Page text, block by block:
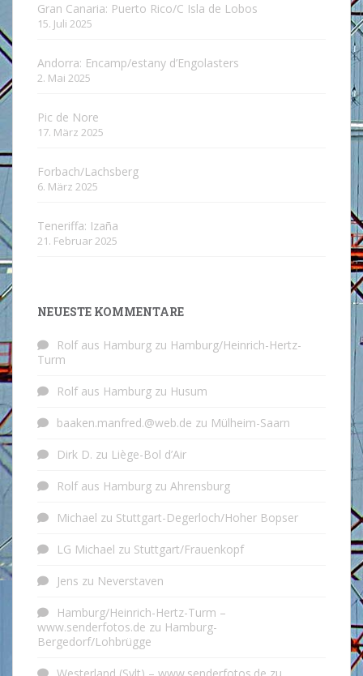
Gran Canaria: Puerto Rico/C Isla de Lobos
15. Juli 2025
Andorra: Encamp/estany d’Engolasters
2. Mai 2025
Pic de Nore
17. März 2025
Forbach/Lachsberg
6. März 2025
Teneriffa: Izaña
21. Februar 2025
NEUESTE KOMMENTARE
Rolf aus Hamburg zu Hamburg/Heinrich-Hertz-
Turm
Rolf aus Hamburg zu Husum
baaken.manfred.@web.de zu Mülheim-Saarn
Dirk D. zu Liège-Bol d’Air
Rolf aus Hamburg zu Ahrensburg
Michael zu Stuttgart-Degerloch/Hoher Bopser
LG Michael zu Stuttgart/Frauenkopf
Jens zu Neverstaven
Hamburg/Heinrich-Hertz-Turm –
www.senderfotos.de zu Hamburg-
Bergedorf/Lohbrügge